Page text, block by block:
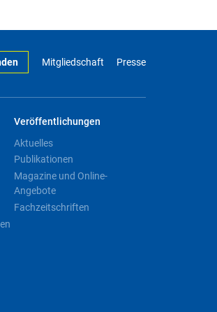
Mitgliedschaft Presse
Veröffentlichungen
Aktuelles
Publikationen
Magazine und Online-
Angebote
Fachzeitschriften